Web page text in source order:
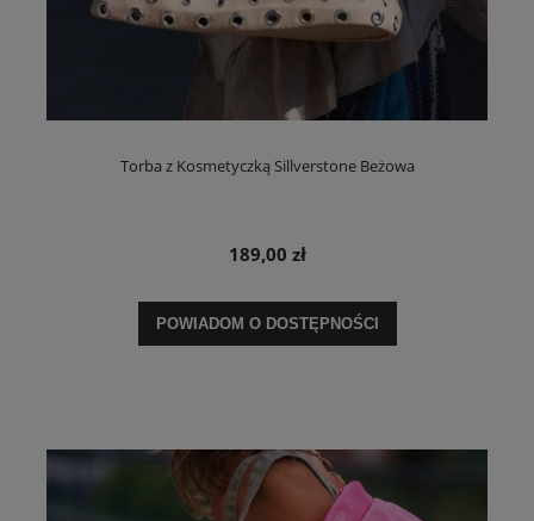
Torba z Kosmetyczką Sillverstone Beżowa
189,00 zł
POWIADOM O DOSTĘPNOŚCI